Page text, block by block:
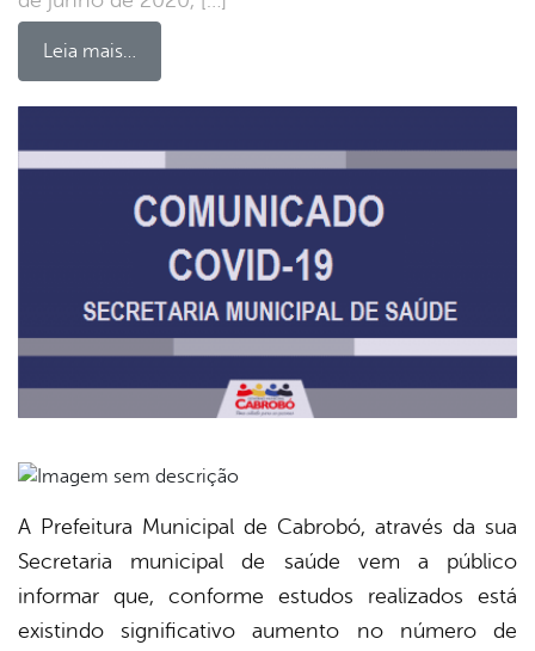
Leia mais…
A Prefeitura Municipal de Cabrobó, através da sua
Secretaria municipal de saúde vem a público
informar que, conforme estudos realizados está
existindo significativo aumento no número de